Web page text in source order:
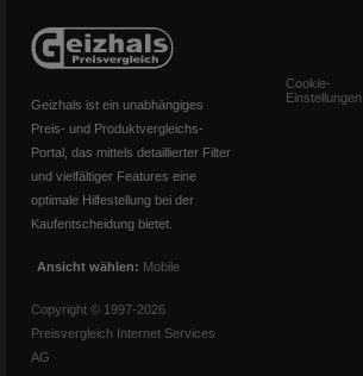
Geizhals ist ein unabhängiges
Preis- und Produktvergleichs-
Portal, das mittels detaillierter Filter
und vielfältiger Features eine
optimale Hilfestellung bei der
Kaufentscheidung bietet.
Ansicht wählen: Mobile
Copyright © 1997-2026
Preisvergleich Internet Services
AG
Cookie-
Einstellungen